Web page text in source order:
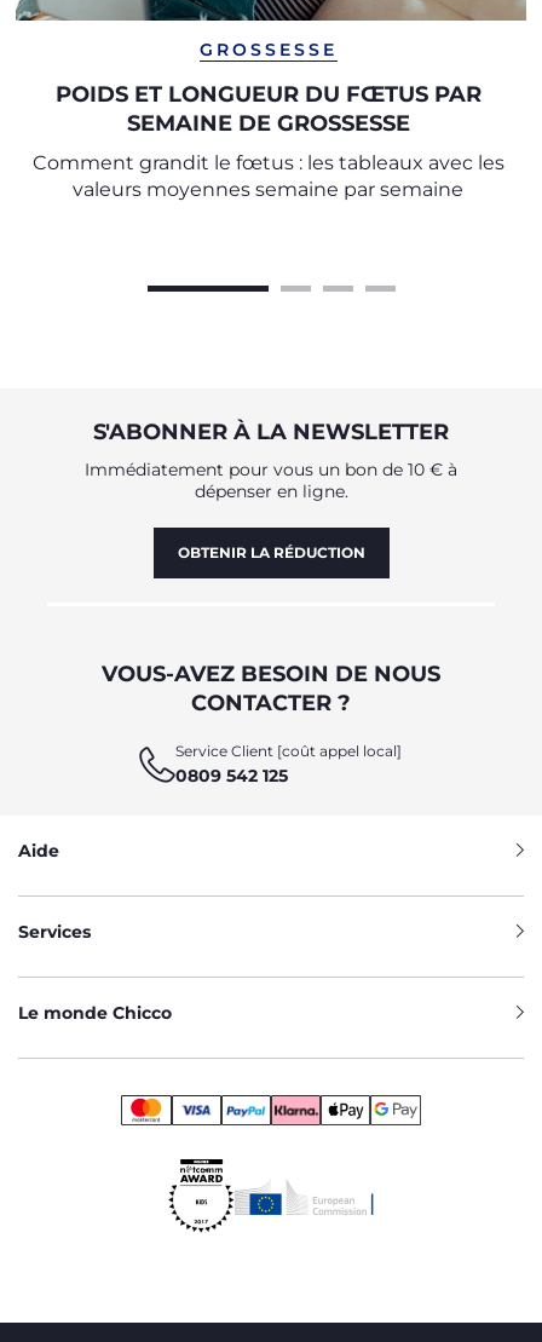
GROSSESSE
POIDS ET LONGUEUR DU FŒTUS PAR
SEMAINE DE GROSSESSE
Comment grandit le fœtus : les tableaux avec les
valeurs moyennes semaine par semaine
S'ABONNER À LA NEWSLETTER
Immédiatement pour vous un bon de 10 € à
dépenser en ligne.
OBTENIR LA RÉDUCTION
VOUS-AVEZ BESOIN DE NOUS
CONTACTER ?
Service Client [coût appel local]
0809 542 125
Aide
Services
Le monde Chicco